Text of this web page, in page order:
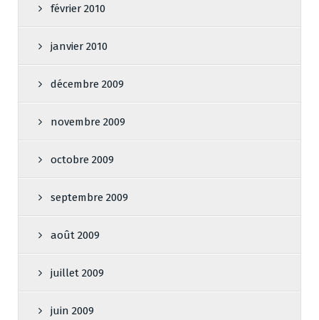
février 2010
janvier 2010
décembre 2009
novembre 2009
octobre 2009
septembre 2009
août 2009
juillet 2009
juin 2009